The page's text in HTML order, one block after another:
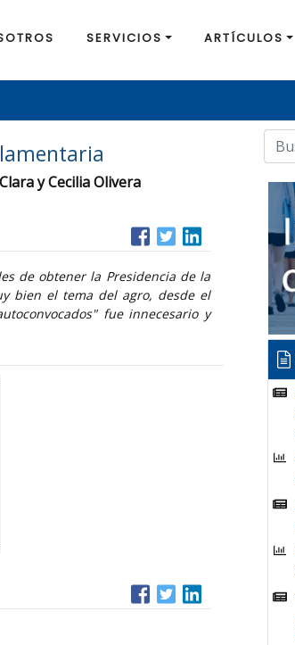
SERVICIOS ARTÍCULOS
y Cecilia Olivera
de obtener la Presidencia de la
bien el tema del agro, desde el
fue innecesario y